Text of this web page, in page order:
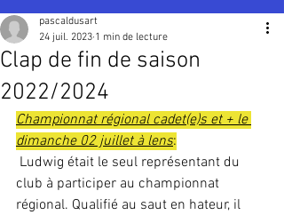
Clap de fin de saison
2022/2024
pascaldusart
24 juil. 2023 1 min de lecture
Championnat régional cadet(e)s et + le
dimanche 02 juillet à lens:
club à participer au championnat
régional. Qualifié au saut en hateur, il